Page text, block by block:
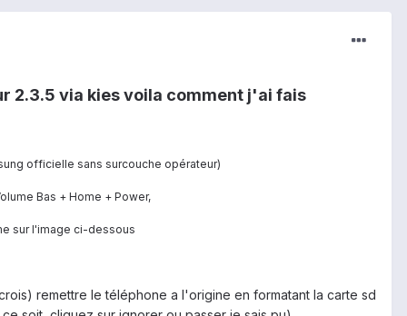
2.3.5 via kies voila comment j'ai fais
officielle sans surcouche opérateur)
Bas + Home + Power,
sur l'image ci-dessous
remettre le téléphone a l'origine en formatant la carte sd